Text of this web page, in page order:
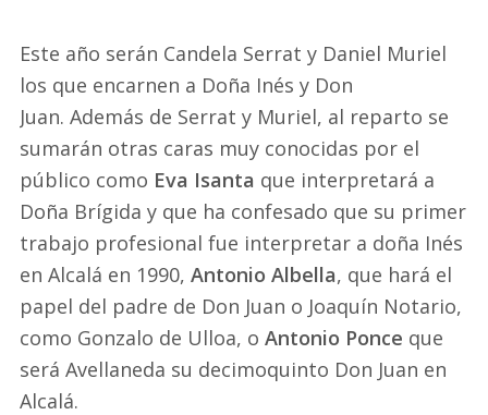
Este año serán Candela Serrat y Daniel Muriel
los que encarnen a Doña Inés y Don
Juan. Además de Serrat y Muriel, al reparto se
sumarán otras caras muy conocidas por el
público como Eva Isanta que interpretará a
Doña Brígida y que ha confesado que su primer
trabajo profesional fue interpretar a doña Inés
en Alcalá en 1990, Antonio Albella, que hará el
papel del padre de Don Juan o Joaquín Notario,
como Gonzalo de Ulloa, o Antonio Ponce que
será Avellaneda su decimoquinto Don Juan en
Alcalá.